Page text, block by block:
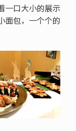
一口大小的展示
面包，一个个的